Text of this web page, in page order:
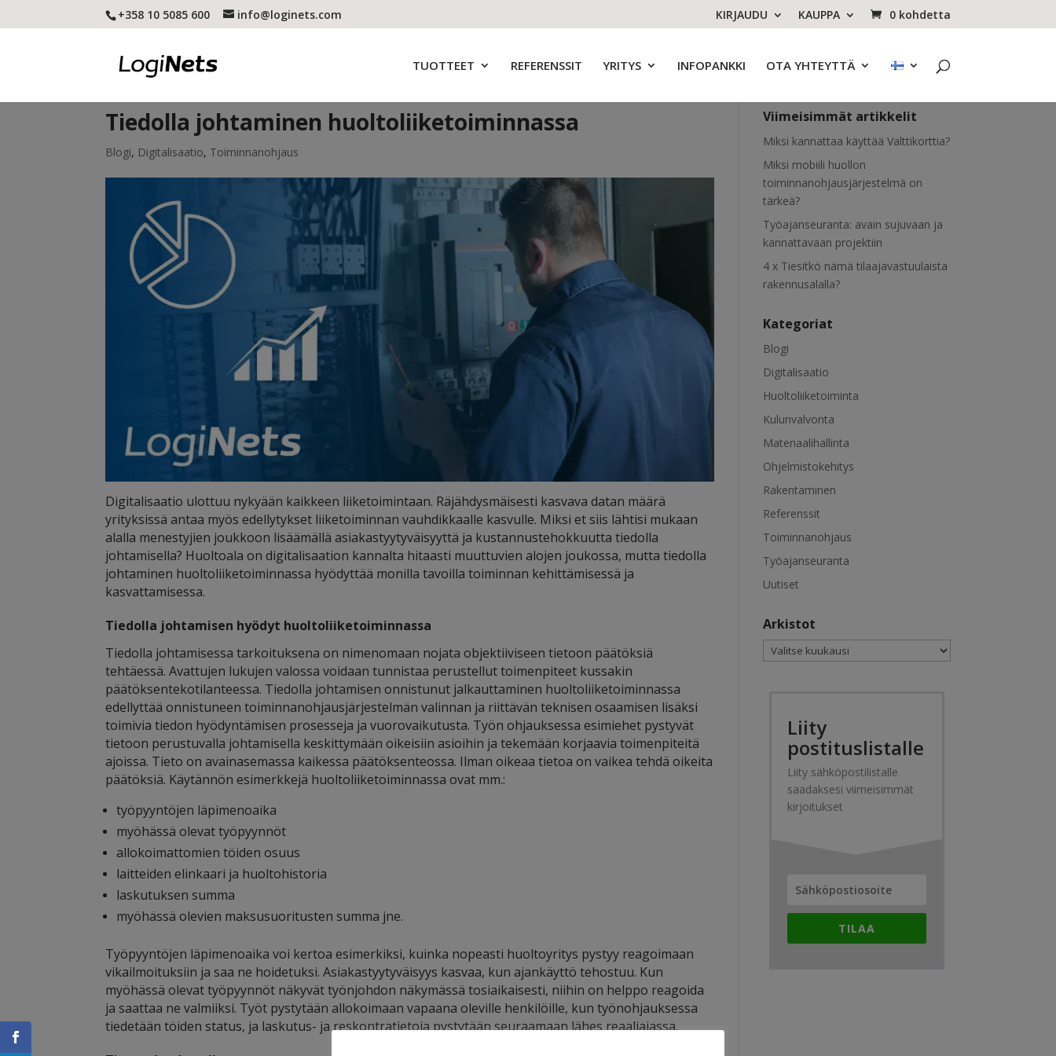
+358 10 5085 600 info@loginets.com KIRJAUDU KAUPPA 0 kohdetta
TUOTTEET REFERENSSIT YRITYS INFOPANKKI OTA YHTEYTTÄ
Tiedolla johtaminen huoltoliiketoiminnassa
Blogi, Digitalisaatio, Toiminnanohjaus
Digitalisaatio ulottuu nykyään kaikkeen liiketoimintaan. Räjähdysmäisesti kasvava datan määrä
yrityksissä antaa myös edellytykset liiketoiminnan vauhdikkaalle kasvulle. Miksi et siis lähtisi mukaan
alalla menestyjien joukkoon lisäämällä asiakastyytyväisyyttä ja kustannustehokkuutta tiedolla
johtamisella? Huoltoala on digitalisaation kannalta hitaasti muuttuvien alojen joukossa, mutta tiedolla
johtaminen huoltoliiketoiminnassa hyödyttää monilla tavoilla toiminnan kehittämisessä ja
kasvattamisessa.
Tiedolla johtamisen hyödyt huoltoliiketoiminnassa
Tiedolla johtamisessa tarkoituksena on nimenomaan nojata objektiiviseen tietoon päätöksiä
tehtäessä. Avattujen lukujen valossa voidaan tunnistaa perustellut toimenpiteet kussakin
päätöksentekotilanteessa. Tiedolla johtamisen onnistunut jalkauttaminen huoltoliiketoiminnassa
edellyttää onnistuneen toiminnanohjausjärjestelmän valinnan ja riittävän teknisen osaamisen lisäksi
toimivia tiedon hyödyntämisen prosesseja ja vuorovaikutusta. Työn ohjauksessa esimiehet pystyvät
tietoon perustuvalla johtamisella keskittymään oikeisiin asioihin ja tekemään korjaavia toimenpiteitä
ajoissa. Tieto on avainasemassa kaikessa päätöksenteossa. Ilman oikeaa tietoa on vaikea tehdä oikeita
päätöksiä. Käytännön esimerkkejä huoltoliiketoiminnassa ovat mm.:
työpyyntöjen läpimenoaika
myöhässä olevat työpyynnöt
allokoimattomien töiden osuus
laitteiden elinkaari ja huoltohistoria
laskutuksen summa
myöhässä olevien maksusuoritusten summa jne.
Työpyyntöjen läpimenoaika voi kertoa esimerkiksi, kuinka nopeasti huoltoyritys pystyy reagoimaan
vikailmoituksiin ja saa ne hoidetuksi. Asiakastyytyväisyys kasvaa, kun ajankäyttö tehostuu. Kun
myöhässä olevat työpyynnöt näkyvät työnjohdon näkymässä tosiaikaisesti, niihin on helppo reagoida
ja saattaa ne valmiiksi. Työt pystytään allokoimaan vapaana oleville henkilöille, kun työnohjauksessa
tiedetään töiden status, ja laskutus- ja reskontratietoja pystytään seuraamaan lähes reaaliajassa.
Viimeisimmät artikkelit
Miksi kannattaa käyttää Valttikorttia?
Miksi mobiili huollon
toiminnanohjausjärjestelmä on
tärkeä?
Työajanseuranta: avain sujuvaan ja
kannattavaan projektiin
4 x Tiesitkö nämä tilaajavastuulaista
rakennusalalla?
Kategoriat
Blogi
Digitalisaatio
Huoltoliiketoiminta
Kulunvalvonta
Materiaalihallinta
Ohjelmistokehitys
Rakentaminen
Referenssit
Toiminnanohjaus
Työajanseuranta
Uutiset
Arkistot
Arkistot
Liity
postituslistalle
Liity sähköpostilistalle
saadaksesi viimeisimmät
kirjoitukset
TILAA